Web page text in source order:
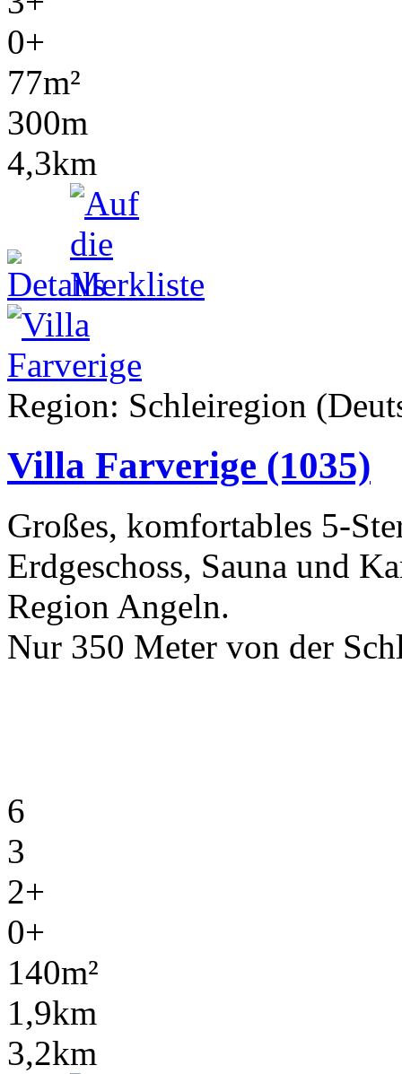
0+
77m²
300m
4,3km
Region: Schleiregion
Villa Farverige (1035)
Großes, komfortables 5-
Erdgeschoss, Sauna und
Region Angeln.
Nur 350 Meter von der
6
3
2+
0+
140m²
1,9km
3,2km